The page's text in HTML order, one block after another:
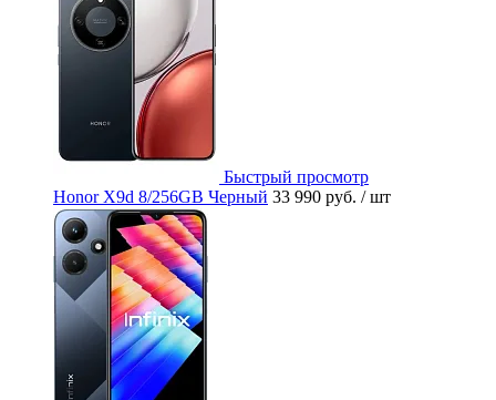
Быстрый просмотр
Honor X9d 8/256GB Черный 33 990 руб. / шт